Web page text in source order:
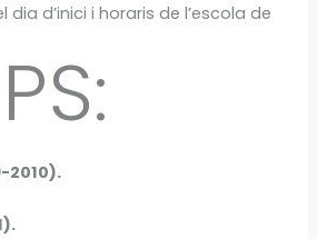
d’inici i horaris de l’escola de
2010).